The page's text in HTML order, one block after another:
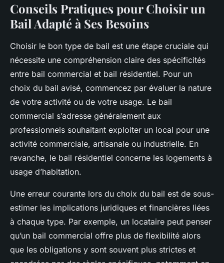
Conseils Pratiques pour Choisir un
Bail Adapté à Ses Besoins
Choisir le bon type de bail est une étape cruciale qui
nécessite une compréhension claire des spécificités
entre bail commercial et bail résidentiel. Pour un
choix du bail avisé, commencez par évaluer la nature
de votre activité ou de votre usage. Le bail
commercial s’adresse généralement aux
professionnels souhaitant exploiter un local pour une
activité commerciale, artisanale ou industrielle. En
revanche, le bail résidentiel concerne les logements à
usage d’habitation.
Une erreur courante lors du choix du bail est de sous-
estimer les implications juridiques et financières liées
à chaque type. Par exemple, un locataire peut penser
qu’un bail commercial offre plus de flexibilité alors
que les obligations y sont souvent plus strictes et